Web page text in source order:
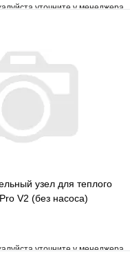
уточните у менеджера
В корзину
узел для теплого
V2 (без насоса)
уточните у менеджера